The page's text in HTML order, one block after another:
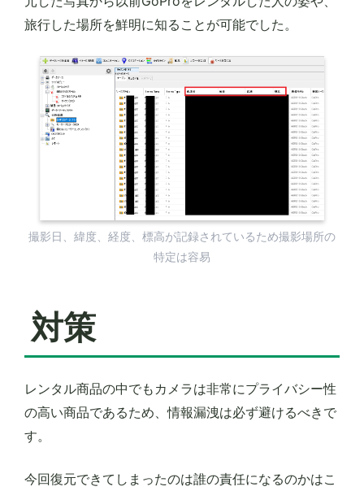
旅行した場所を鮮明に知ることが可能でした。
撮影日、緯度、経度、標高が記録されているため撮影場所の
特定は容易
対策
レンタル商品の中でもカメラは非常にプライバシー性
の高い商品であるため、情報漏洩は必ず避けるべきで
す。
今回復元できてしまったのは誰の責任になるのかはこ